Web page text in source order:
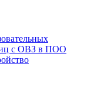
с ОВЗ в ПОО